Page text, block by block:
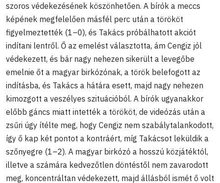
szoros védekezésének köszönhetően. A bírók a meccs
képének megfelelően másfél perc után a törököt
figyelmeztették (1–0), és Takács próbálhatott akciót
indítani lentről. Ő az emelést választotta, ám Cengiz jól
védekezett, és bár nagy nehezen sikerült a levegőbe
emelnie őt a magyar birkózónak, a török belefogott az
indításba, és Takács a hátára esett, majd nagy nehezen
kimozgott a veszélyes szituációból. A bírók ugyanakkor
előbb gáncs miatt intették a törököt, de videózás után a
zsűri úgy ítélte meg, hogy Cengiz nem szabálytalankodott,
így ő kap két pontot a kontráért, míg Takácsot leküldik a
szőnyegre (1–2). A magyar birkózó a hosszú közjátéktól,
illetve a számára kedvezőtlen döntéstől nem zavarodott
meg, koncentráltan védekezett, majd állásból ismét ő volt